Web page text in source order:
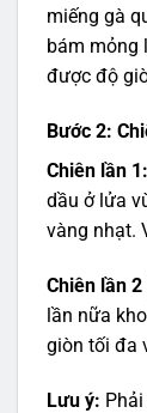
miếng gà
bám mỏng
được độ
Bước 2:
Chiên lần 1:
dầu ở lửa
vàng nhạt.
Chiên lần
lần nữa
giòn tối đa
Lưu ý: